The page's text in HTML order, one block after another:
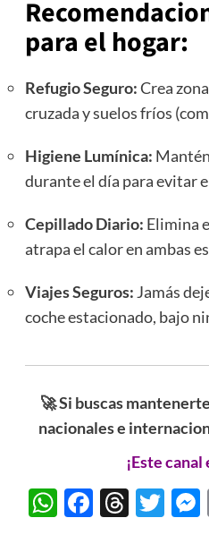
para el hogar:
Refugio Seguro:Crea
cruzada y suelos fríos
Higiene Lumínica:
durante el día para evitar
Cepillado Diario: Elimina
atrapa el calor en ambas
Viajes Seguros: Jamás
coche estacionado, bajo
🚀 Si buscas
nacionales e
¡Este
WhatsApp